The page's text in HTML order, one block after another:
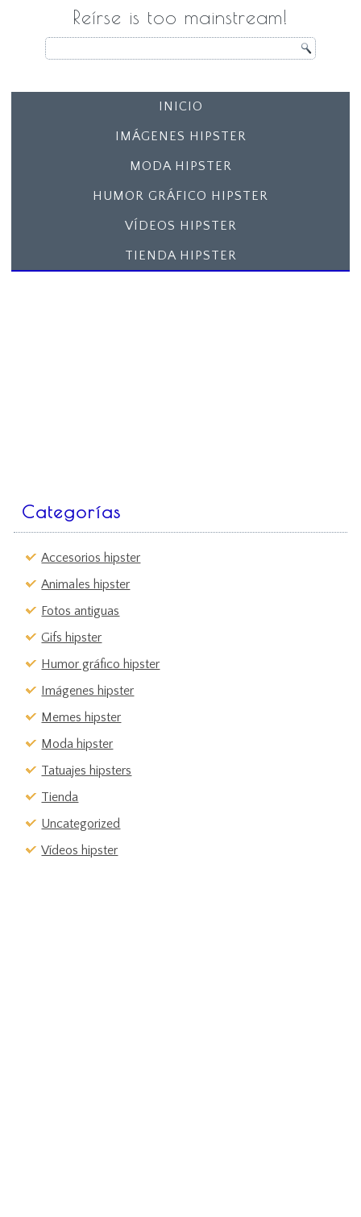
Reírse is too mainstream!
INICIO
IMÁGENES HIPSTER
MODA HIPSTER
HUMOR GRÁFICO HIPSTER
VÍDEOS HIPSTER
TIENDA HIPSTER
Categorías
Accesorios hipster
Animales hipster
Fotos antiguas
Gifs hipster
Humor gráfico hipster
Imágenes hipster
Memes hipster
Moda hipster
Tatuajes hipsters
Tienda
Uncategorized
Vídeos hipster